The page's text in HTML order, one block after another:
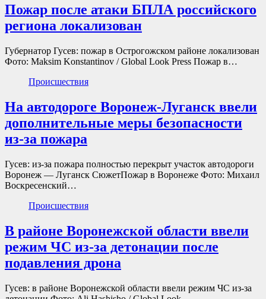
Пожар после атаки БПЛА российского
региона локализован
Губернатор Гусев: пожар в Острогожском районе локализован
Фото: Maksim Konstantinov / Global Look Press Пожар в…
Происшествия
На автодороге Воронеж-Луганск ввели
дополнительные меры безопасности
из-за пожара
Гусев: из-за пожара полностью перекрыт участок автодороги
Воронеж — Луганск СюжетПожар в Воронеже Фото: Михаил
Воскресенский…
Происшествия
В районе Воронежской области ввели
режим ЧС из-за детонации после
подавления дрона
Гусев: в районе Воронежской области ввели режим ЧС из-за